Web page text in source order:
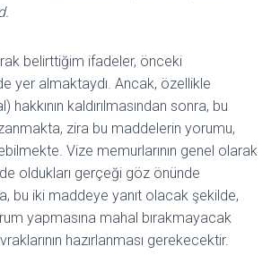
belirttiğim ifadeler, önceki
yer almaktaydı. Ancak, özellikle
kaldırılmasından sonra, bu
zira bu maddelerin yorumu,
Vize memurlarının genel olarak
oldukları gerçeği göz önünde
bu iki maddeye yanıt olacak şekilde,
yapmasına mahal bırakmayacak
hazırlanması gerekecektir.